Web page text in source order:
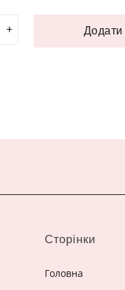
21620 гальванічне
Сторінки
Головна